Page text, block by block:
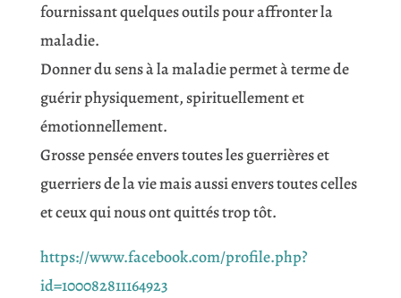
fournissant quelques outils pour affronter la
maladie.
Donner du sens à la maladie permet à terme de
guérir physiquement, spirituellement et
émotionnellement.
Grosse pensée envers toutes les guerrières et
guerriers de la vie mais aussi envers toutes celles
et ceux qui nous ont quittés trop tôt.
https://www.facebook.com/profile.php?
id=100082811164923